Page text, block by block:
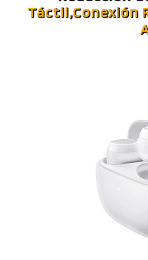
Táctil,Conexión